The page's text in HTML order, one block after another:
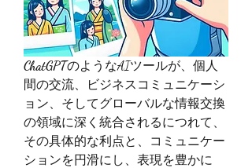
ChatGPTのようなAIツールが、個人
間の交流、ビジネスコミュニケーシ
ョン、そしてグローバルな情報交換
の領域に深く統合されるにつれて、
その具体的な利点と、コミュニケー
ションを円滑にし、表現を豊かに